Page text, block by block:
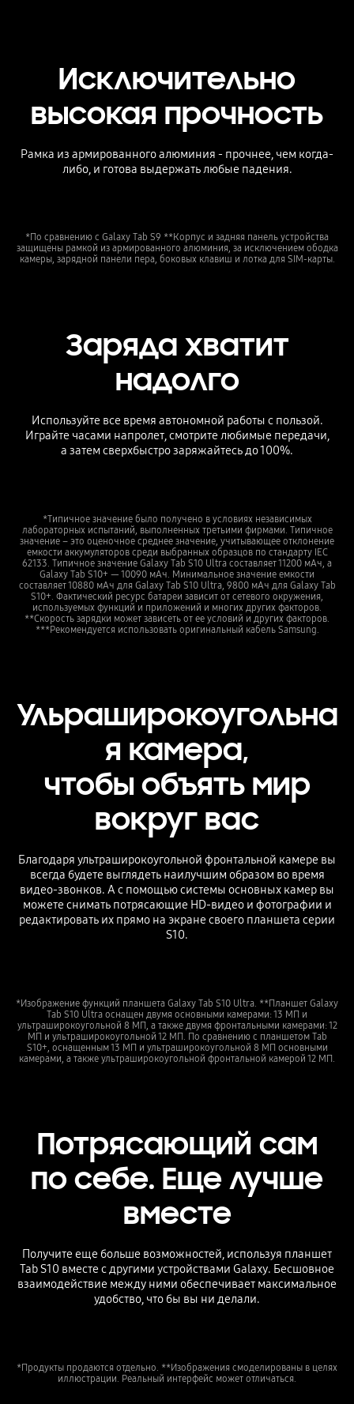
Исключительно
высокая прочность
Рамка из армированного алюминия - прочнее, чем когда-
либо, и готова выдержать любые падения.
*По сравнению с Galaxy Tab S9 **Корпус и задняя панель устройства
защищены рамкой из армированного алюминия, за исключением ободка
камеры, зарядной панели пера, боковых клавиш и лотка для SIM-карты.
Заряда хватит
надолго
Используйте все время автономной работы с пользой.
Играйте часами напролет, смотрите любимые передачи,
а затем сверхбыстро заряжайтесь до 100%.
*Типичное значение было получено в условиях независимых
лабораторных испытаний, выполненных третьими фирмами. Типичное
значение – это оценочное среднее значение, учитывающее отклонение
емкости аккумуляторов среди выбранных образцов по стандарту IEC
62133. Типичное значение Galaxy Tab S10 Ultra составляет 11200 мАч, а
Galaxy Tab S10+ — 10090 мАч. Минимальное значение емкости
составляет 10880 мАч для Galaxy Tab S10 Ultra, 9800 мАч для Galaxy Tab
S10+. Фактический ресурс батареи зависит от сетевого окружения,
используемых функций и приложений и многих других факторов.
**Скорость зарядки может зависеть от ее условий и других факторов.
***Рекомендуется использовать оригинальный кабель Samsung.
Ульраширокоугольна
я камера,
чтобы объять мир
вокруг вас
Благодаря ультраширокоугольной фронтальной камере вы
всегда будете выглядеть наилучшим образом во время
видео-звонков. А с помощью системы основных камер вы
можете снимать потрясающие HD-видео и фотографии и
редактировать их прямо на экране своего планшета серии
S10.
*Изображение функций планшета Galaxy Tab S10 Ultra. **Планшет Galaxy
Tab S10 Ultra оснащен двумя основными камерами: 13 МП и
ультраширокоугольной 8 МП, а также двумя фронтальными камерами: 12
МП и ультраширокоугольной 12 МП. По сравнению с планшетом Tab
S10+, оснащенным 13 МП и ультраширокоугольной 8 МП основными
камерами, а также ультраширокоугольной фронтальной камерой 12 МП.
Потрясающий сам
по себе. Еще лучше
вместе
Получите еще больше возможностей, используя планшет
Tab S10 вместе с другими устройствами Galaxy. Бесшовное
взаимодействие между ними обеспечивает максимальное
удобство, что бы вы ни делали.
*Продукты продаются отдельно. **Изображения смоделированы в целях
иллюстрации. Реальный интерфейс может отличаться.